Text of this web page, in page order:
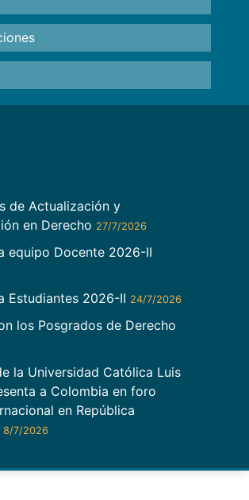
de Actualización y
en Derecho 27/7/2026
equipo Docente 2026-II
Estudiantes 2026-II 24/7/2026
los Posgrados de Derecho
la Universidad Católica Luis
a Colombia en foro
en República
8/7/2026